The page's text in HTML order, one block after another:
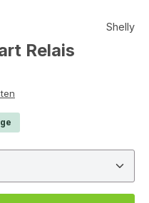
von 5 Sternen
Shelly
Relais
Wert ein